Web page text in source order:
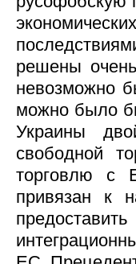
решены
невозможно
можно было
Украины
свободной
торговлю с
привязан к